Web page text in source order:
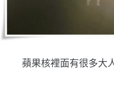
蘋果核裡面有很多大